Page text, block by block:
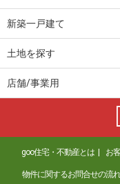
新築一戸建て
土地を探す
店舗/事業用
goo住宅・不動産とは お
物件に関するお問合せの流れ